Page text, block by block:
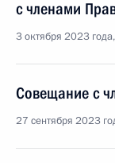
с членами
3 октября 2023
Совещание с
27 сентября 2023